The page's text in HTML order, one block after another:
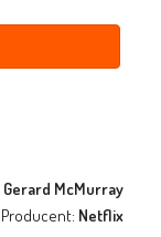
Gerard McMurray
Producent: Netflix